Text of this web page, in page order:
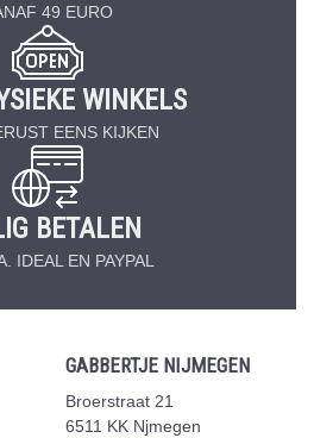
49 EURO
WINKELS
EENS KIJKEN
BETALEN
IDEAL EN PAYPAL
GABBERTJE NIJMEGEN
Broerstraat 21
6511 KK Njmegen